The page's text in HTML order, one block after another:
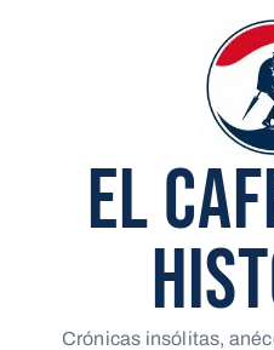
EL
Crónicas insólitas,